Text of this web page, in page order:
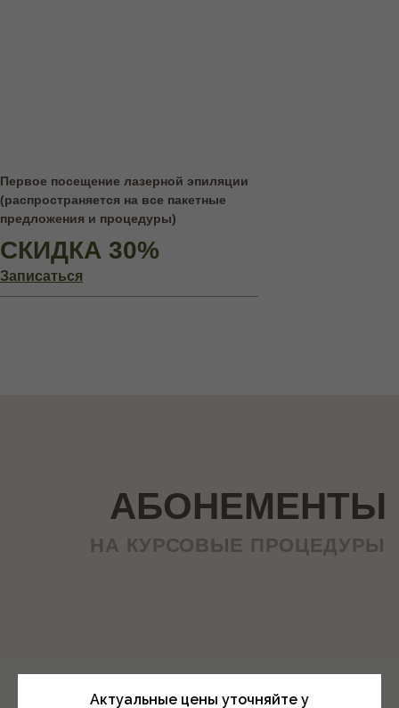
Первое посещение лазерной эпиляции
(распространяется на все пакетные
предложения и процедуры)
СКИДКА 30%
Записаться
Актуальные цены уточняйте у